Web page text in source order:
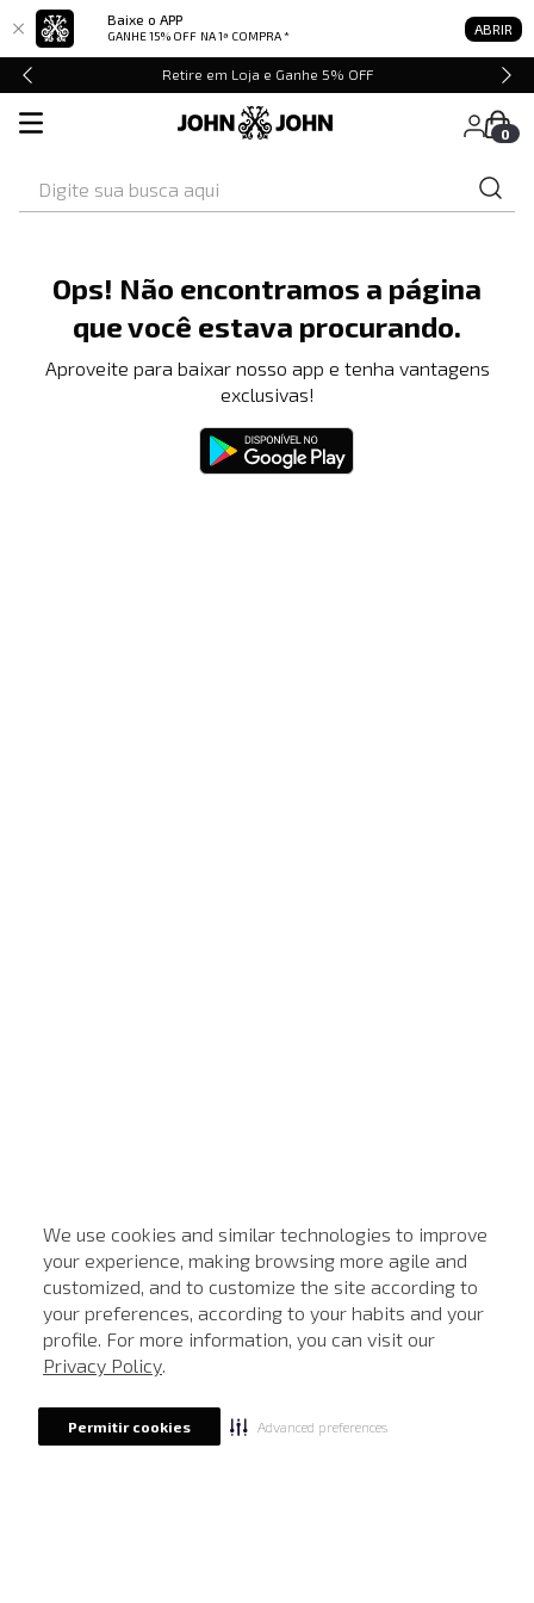
Baixe o APP
GANHE 15% OFF NA 1ª COMPRA * ABRIR
We use cookies and similar technologies to improve
your experience, making browsing more agile and
customized, and to customize the site according to
your preferences, according to your habits and your
profile. For more information, you can visit our
Privacy Policy.
Permitir cookies Advanced preferences
Retire em Loja e Ganhe 5% OFF
0
Ops! Não encontramos a página
que você estava procurando.
Aproveite para baixar nosso app e tenha vantagens
exclusivas!